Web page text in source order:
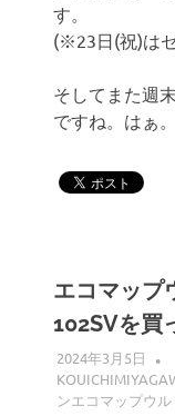
す。
(※23日(祝)は
そしてまた週
ですね。はぁ。
エコマップ
102SVを買
2024年3月5日
ンエコマップウ